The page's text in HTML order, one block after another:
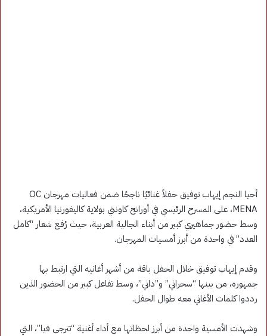
أحيا النجم إيهاب توفيق حفلاً غنائيًا ناجحًا ضمن فعاليات مهرجان OC
MENA، على المسرح الرئيسي في أورانج كاونتي بولاية كاليفورنيا الأمريكية،
وسط حضور جماهيري كبير من أبناء الجالية العربية، حيث رُفع شعار “كامل
العدد” في واحدة من أبرز أمسيات المهرجان.
وقدم إيهاب توفيق خلال الحفل باقة من أشهر أغانيه التي ارتبط بها
جمهوره، من بينها “سحراني” و”داني”، وسط تفاعل كبير من الحضور الذين
رددوا كلمات الأغاني معه طوال الحفل.
وشهدت الأمسية واحدة من أبرز لحظاتها مع أداء أغنية “تترجى فيا”، التي